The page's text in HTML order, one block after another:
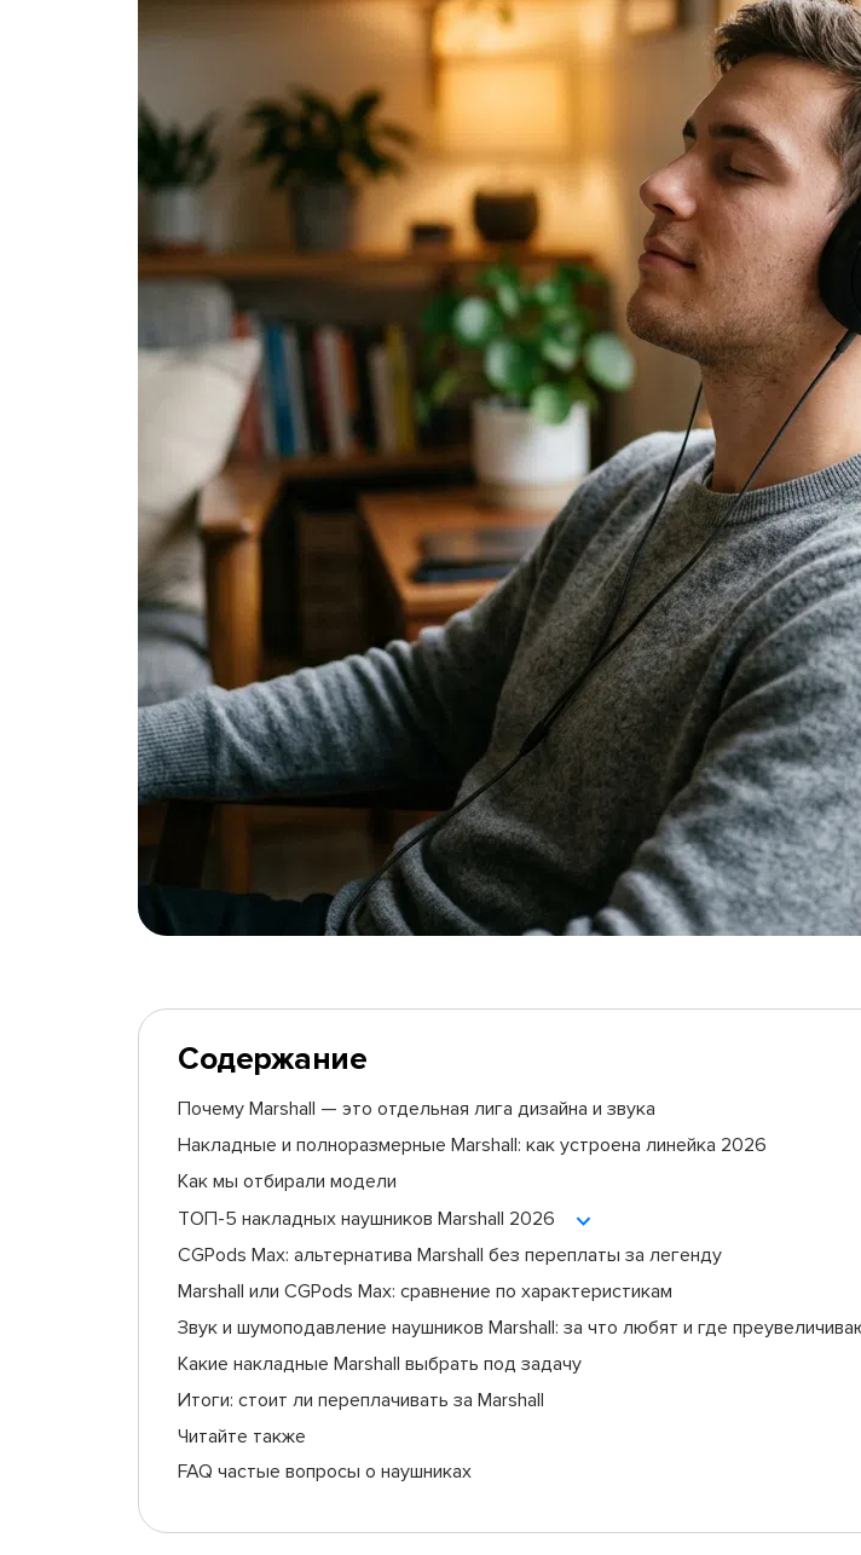
Содержание
Почему Marshall — это отдельная лига дизайна и звука
Накладные и полноразмерные Marshall: как устроена линейка 2026
Как мы отбирали модели
ТОП-5 накладных наушников Marshall 2026
CGPods Max: альтернатива Marshall без переплаты за легенду
Marshall или CGPods Max: сравнение по характеристикам
Звук и шумоподавление наушников Marshall: за что любят и где
Какие накладные Marshall выбрать под задачу
Итоги: стоит ли переплачивать за Marshall
Читайте также
FAQ частые вопросы о наушниках